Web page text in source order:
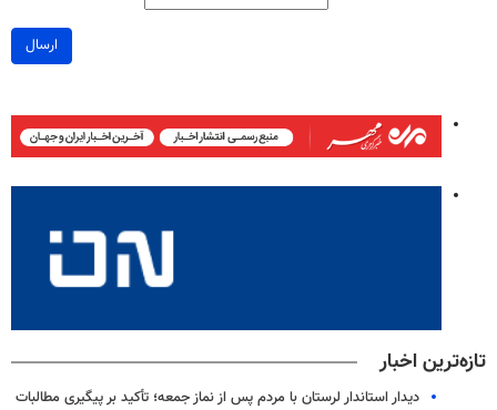
ارسال
تازه‌ترین اخبار
دیدار استاندار لرستان با مردم پس از نماز جمعه؛ تأکید بر پیگیری مطالبات